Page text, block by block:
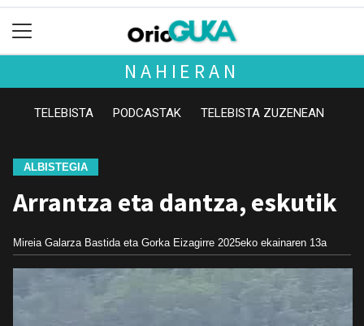
NAHIERAN
TELEBISTA PODCASTAK TELEBISTA ZUZENEAN
ALBISTEGIA
Arrantza eta dantza, eskutik
Mireia Galarza Bastida eta Gorka Eizagirre 2025eko ekainaren 13a